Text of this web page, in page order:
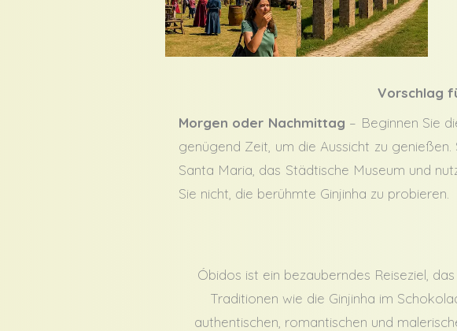
Vorschlag
Morgen oder Nachmittag – Beginnen Sie
genügend Zeit, um die Aussicht zu
Santa Maria, das Städtische Museum und
Sie nicht, die berühmte Ginjinha zu probieren.
Óbidos ist ein bezauberndes Reiseziel,
Traditionen wie die Ginjinha im
authentischen, romantischen und